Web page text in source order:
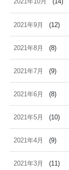
2021年9月 (12)
2021年8月 (8)
2021年7月 (9)
2021年6月 (8)
2021年5月 (10)
2021年4月 (9)
2021年3月 (11)